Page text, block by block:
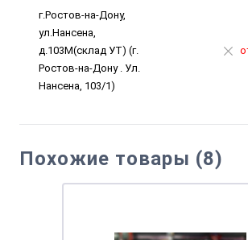
г.Ростов-на-Дону,
ул.Нансена,
д.103М(склад УТ) (г.
Ростов-на-Дону . Ул.
Нансена, 103/1)
Похожие товары (8)